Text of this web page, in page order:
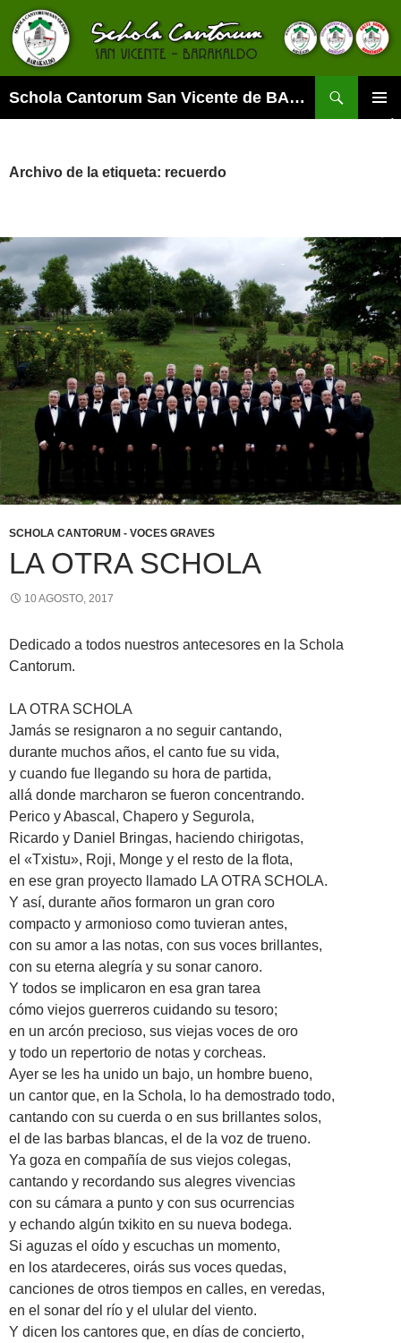
Schola Cantorum San Vicente de BARAKALDO
Archivo de la etiqueta: recuerdo
SCHOLA CANTORUM - VOCES GRAVES
LA OTRA SCHOLA
10 AGOSTO, 2017
Dedicado a todos nuestros antecesores en la Schola
Cantorum.
LA OTRA SCHOLA
Jamás se resignaron a no seguir cantando,
durante muchos años, el canto fue su vida,
y cuando fue llegando su hora de partida,
allá donde marcharon se fueron concentrando.
Perico y Abascal, Chapero y Segurola,
Ricardo y Daniel Bringas, haciendo chirigotas,
el «Txistu», Roji, Monge y el resto de la flota,
en ese gran proyecto llamado LA OTRA SCHOLA.
Y así, durante años formaron un gran coro
compacto y armonioso como tuvieran antes,
con su amor a las notas, con sus voces brillantes,
con su eterna alegría y su sonar canoro.
Y todos se implicaron en esa gran tarea
cómo viejos guerreros cuidando su tesoro;
en un arcón precioso, sus viejas voces de oro
y todo un repertorio de notas y corcheas.
Ayer se les ha unido un bajo, un hombre bueno,
un cantor que, en la Schola, lo ha demostrado todo,
cantando con su cuerda o en sus brillantes solos,
el de las barbas blancas, el de la voz de trueno.
Ya goza en compañía de sus viejos colegas,
cantando y recordando sus alegres vivencias
con su cámara a punto y con sus ocurrencias
y echando algún txikito en su nueva bodega.
Si aguzas el oído y escuchas un momento,
en los atardeceres, oirás sus voces quedas,
canciones de otros tiempos en calles, en veredas,
en el sonar del río y el ulular del viento.
Y dicen los cantores que, en días de concierto,